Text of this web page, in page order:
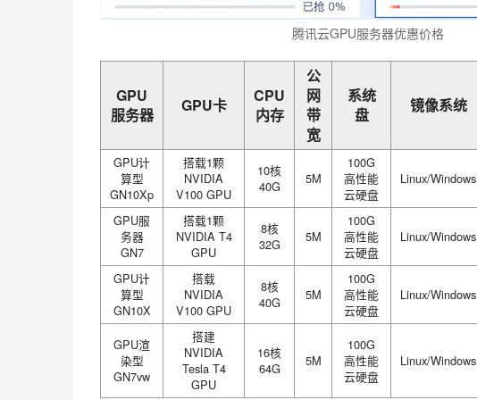
腾讯云GPU服务器优惠价格
GPU
服务器
GPU卡
CPU
内存
公
网
带
宽
系统
盘
镜像系统
GPU计
算型
GN10Xp
搭载1颗
NVIDIA
V100 GPU
10核
40G
5M
100G
高性能
云硬盘
Linux/Windows
GPU服
务器
GN7
搭载1颗
NVIDIA T4
GPU
8核
32G
5M
100G
高性能
云硬盘
Linux/Windows
GPU计
算型
GN10X
搭载
NVIDIA
V100 GPU
8核
40G
5M
100G
高性能
云硬盘
Linux/Windows
GPU渲
染型
GN7vw
搭建
NVIDIA
Tesla T4
GPU
16核
64G
5M
100G
高性能
云硬盘
Linux/Windows